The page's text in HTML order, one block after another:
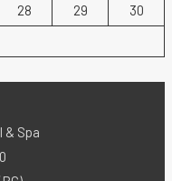
28 29
30
& Spa